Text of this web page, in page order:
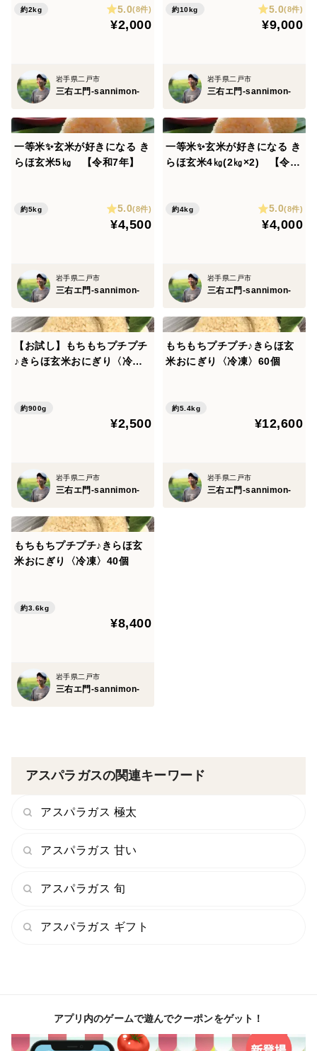
たします。
商品到着後にすぐに開封して頂き、万が一商品が凍結
ようお願い致します。
・ホワイトアスパラガスは日光や光に当たると緑色に変
色する習性があります。
保存は冷蔵庫の中や暗冷所(2～10℃)で保存してくだ
さい。
発送に関するご注意
・畑の状況に応じて収穫量が変動するため、日付指定は
画面の「特記事項」にご記入ください。
・こちらの商品は「冷蔵」で発送となります。
置き配や宅配BOXはご利用になれないのでご注意くだ
さい。
約2kg 5.0(8件)
¥2,000
岩手県二戸市
三右エ門-sannimon-
約10kg 5.0(8件)
¥9,000
岩手県二戸市
三右エ門-sannimon-
一等米✨玄米が好きになる き
らほ玄米5㎏ 【令和7年】
約5kg 5.0(8件)
¥4,500
岩手県二戸市
三右エ門-sannimon-
一等米✨玄米が好きになる き
らほ玄米4㎏(2㎏×2) 【令和
約4kg 5.0(8件)
¥4,000
岩手県二戸市
三右エ門-sannimon-
【お試し】もちもちプチプチ
♪きらほ玄米おにぎり〈冷
約900g
¥2,500
岩手県二戸市
三右エ門-sannimon-
もちもちプチプチ♪きらほ玄
米おにぎり〈冷凍〉60個
約5.4kg
¥12,600
岩手県二戸市
三右エ門-sannimon-
もちもちプチプチ♪きらほ玄
米おにぎり〈冷凍〉40個
約3.6kg
¥8,400
岩手県二戸市
三右エ門-sannimon-
アスパラガスの関連キーワード
アスパラガス 極太
アスパラガス 甘い
アスパラガス 旬
アスパラガス ギフト
アプリ内のゲームで遊んでクーポンをゲット！